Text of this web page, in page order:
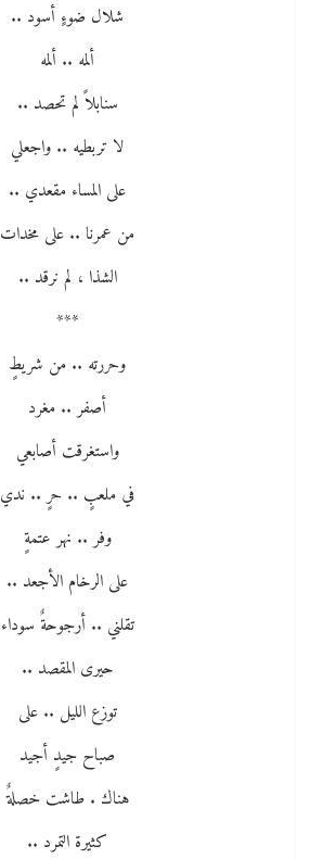
شلال ضوءٍ أسود ..
ألمه .. ألمه
سنابلاً لم تحصد ..
لا تربطيه .. واجعلي
على المساء مقعدي ..
من عمرنا .. على مخدات
الشذا ، لم نرقد ..
***
وحررته .. من شريطٍ
أصفر .. مغرد
واستغرقت أصابعي
في ملعبٍ .. حرٍ .. ندي
وفر .. نهر عتمةٍ
على الرخام الأجعد ..
تقلني .. أرجوحةٌ سوداء
حيرى المقصد ..
توزع الليل .. على
صباح جيدٍ أجيد
هناك . طاشت خصلةٌ
كثيرة التمرد ..